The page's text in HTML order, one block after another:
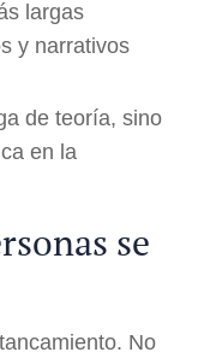
largas
y narrativos
de teoría, sino
en la
se
No